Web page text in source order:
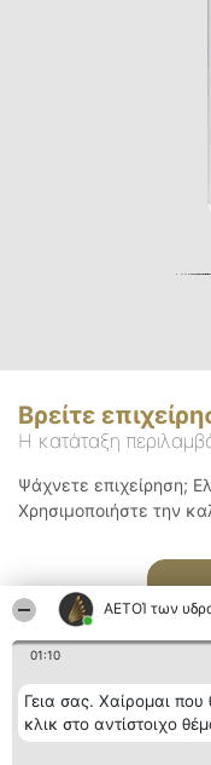
ΑΕΤΟΊ των
01:10
Γεια σας. Χαίρομαι
κλικ στο αντίστοιχο
Βρείτε
Η κατάταξη
Ψάχνετε επιχείρηση;
Χρησιμοποιήστε την